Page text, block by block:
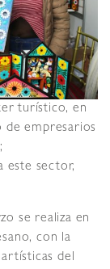
turístico, en
empresarios
este sector,
se realiza en
con la
del